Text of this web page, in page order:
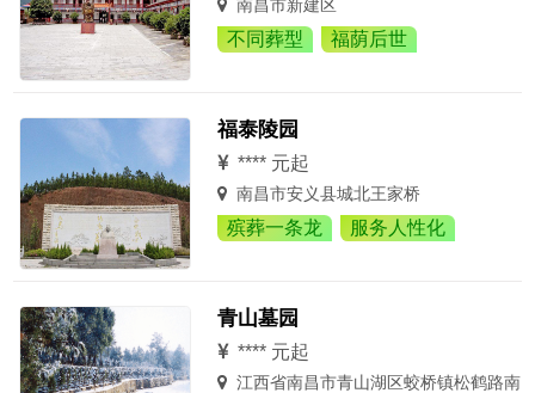
南昌市新建区
不同葬型 福荫后世
福泰陵园
**** 元起
南昌市安义县城北王家桥
殡葬一条龙 服务人性化
青山墓园
**** 元起
江西省南昌市青山湖区蛟桥镇松鹤路南